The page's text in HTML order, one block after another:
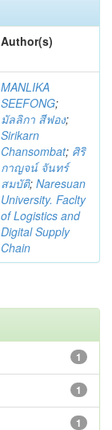
Author(s)
MANLIKA
SEEFONG;
มัลลิกา สีฟอง;
Sirikarn
Chansombat; ศิริ
กาญจน์ จันทร์
สมบัติ; Naresuan
University. Faclty
of Logistics and
Digital Supply
Chain
1
1
1